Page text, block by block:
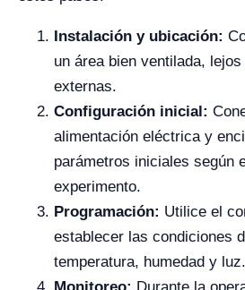
Instalación y ubicación:
un área bien ventilada,
externas.
Configuración inicial:
alimentación eléctrica y
parámetros iniciales según
experimento.
Programación: Utilice el
establecer las condiciones
temperatura, humedad y luz.